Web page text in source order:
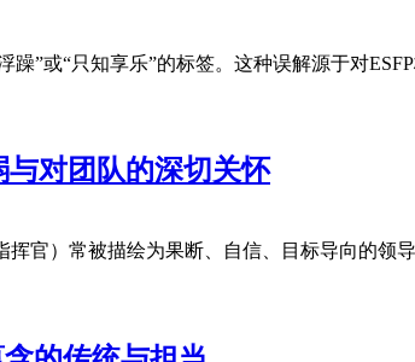
躁”或“只知享乐”的标签。这种误解源于对
对团队的深切关怀
官）常被描绘为果断、自信、目标导向的